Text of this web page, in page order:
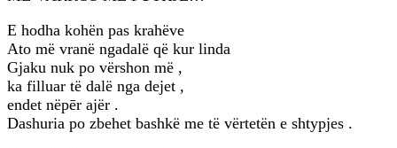
E hodha kohën pas krahëve
Ato më vranë ngadalë që kur linda
Gjaku nuk po vërshon më ,
ka filluar të dalë nga dejet ,
endet nëpēr ajër .
Dashuria po zbehet bashkë me të vërtetën e shtypjes .